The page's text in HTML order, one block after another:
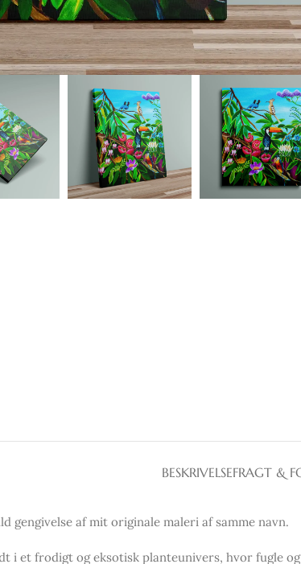
BESKRIVELSEFRAGT &
gengivelse af mit originale maleri af samme navn.
i et frodigt og eksotisk planteunivers, hvor fugle